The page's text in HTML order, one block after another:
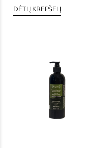
DĖTI Į KREPŠELĮ